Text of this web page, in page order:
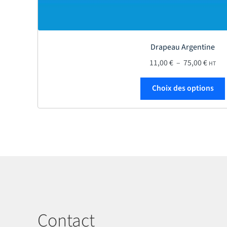
Drapeau Argentine
11,00€ – 75,00€Plage
HT
Choix des options
Contact